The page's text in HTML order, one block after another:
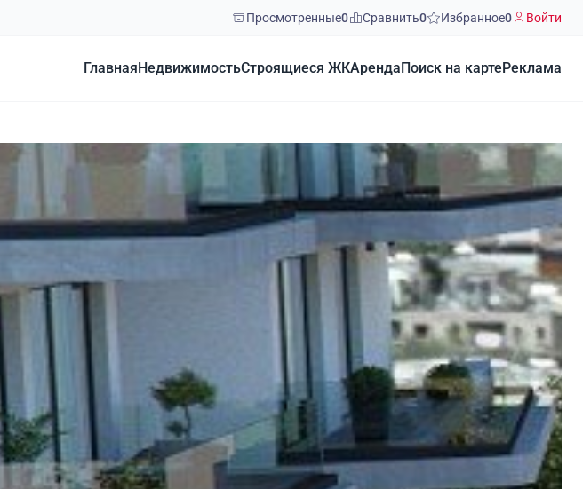
Просмотренные0 Сравнить0 Избранное0 Войти
Главная НедвижимостьСтроящиеся ЖКАренда Поиск на карте Реклама